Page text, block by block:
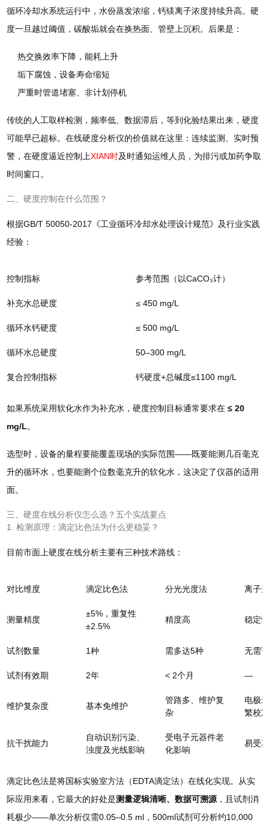
循环冷却水系统运行中，水份蒸发浓缩，钙镁离子浓度持续升高。硬
度一旦越过阈值，碳酸垢就会在换热面、管壁上沉积。后果是：
热交换效率下降，能耗上升
垢下腐蚀，设备寿命缩短
严重时管道堵塞、非计划停机
传统的人工取样检测，频率低、数据滞后，等到化验结果出来，硬度
可能早已超标。在线硬度分析仪的价值就在这里：连续监测、实时预
警，在硬度逼近控制上XIAN时及时通知运维人员，为排污或加药争取
时间窗口。
二、硬度控制在什么范围？
根据GB/T 50050-2017《工业循环冷却水处理设计规范》及行业实践
经验：
控制指标 参考范围（以CaCO₃计）
补充水总硬度 ≤ 450 mg/L
循环水钙硬度 ≤ 500 mg/L
循环水总硬度 50–300 mg/L
复合控制指标 钙硬度+总碱度≤1100 mg/L
如果系统采用软化水作为补充水，硬度控制目标通常要求在≤ 20
mg/L。
选型时，设备的量程要能覆盖现场的实际范围——既要能测几百毫克
升的循环水，也要能测个位数毫克升的软化水，这决定了仪器的适用
面。
三、硬度在线分析仪怎么选？五个实战要点
1. 检测原理：滴定比色法为什么更稳妥？
目前市面上硬度在线分析主要有三种技术路线：
对比维度 滴定比色法 分光光度法 离子
测量精度
±5%，重复性
±2.5%
精度高 稳定
试剂数量 1种 需多达5种 无需
试剂有效期 2年 < 2个月 —
维护复杂度 基本免维护
管路多、维护复
杂
电极
繁校
抗干扰能力
自动识别污染、
浊度及光线影响
受电子元器件老
化影响
易受
滴定比色法是将国标实验室方法（EDTA滴定法）在线化实现。从实
际应用来看，它最大的好处是测量逻辑清晰、数据可溯源 ，且试剂消
耗极少——单次分析仅需0.05–0.5 ml，500ml试剂可分析约10,000